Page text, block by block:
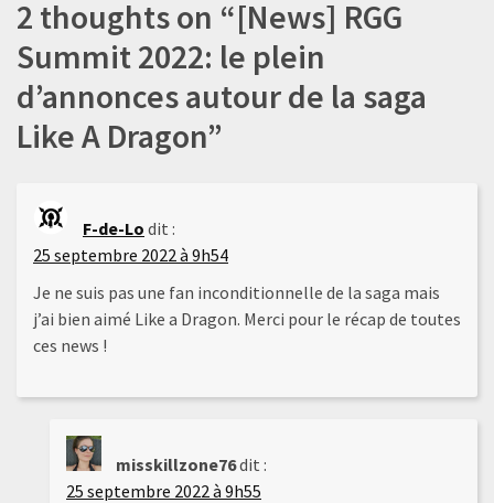
l’article
2 thoughts on “[News] RGG
Summit 2022: le plein
d’annonces autour de la saga
Like A Dragon”
F-de-Lo dit :
25 septembre 2022 à 9h54
Je ne suis pas une fan inconditionnelle de la saga mais
j’ai bien aimé Like a Dragon. Merci pour le récap de toutes
ces news !
misskillzone76dit :
25 septembre 2022 à 9h55